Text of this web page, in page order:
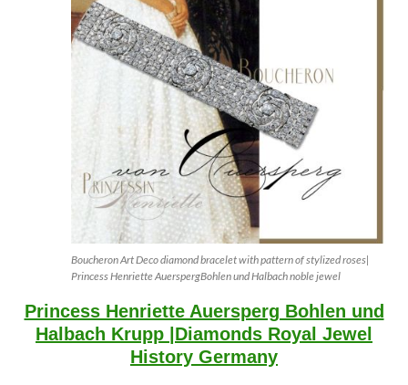
Boucheron Art Deco diamond bracelet with pattern of stylized roses|
Princess Henriette AuerspergBohlen und Halbach noble jewel
Princess Henriette Auersperg Bohlen und
Halbach Krupp |Diamonds Royal Jewel
History Germany